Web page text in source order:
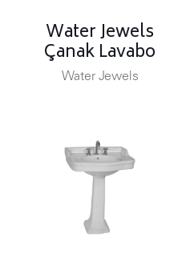
Water Jewels
Çanak Lavabo
Water Jewels